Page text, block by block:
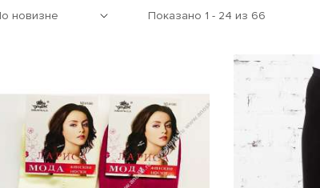
Показано 1 - 24 из 66